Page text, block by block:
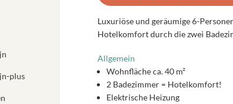
Luxuriöse und geräumige 6-
Hotelkomfort durch die zwei
Allgemein
Wohnfläche ca. 40 m²
2 Badezimmer = Hotelkomfort!
Elektrische Heizung
plus